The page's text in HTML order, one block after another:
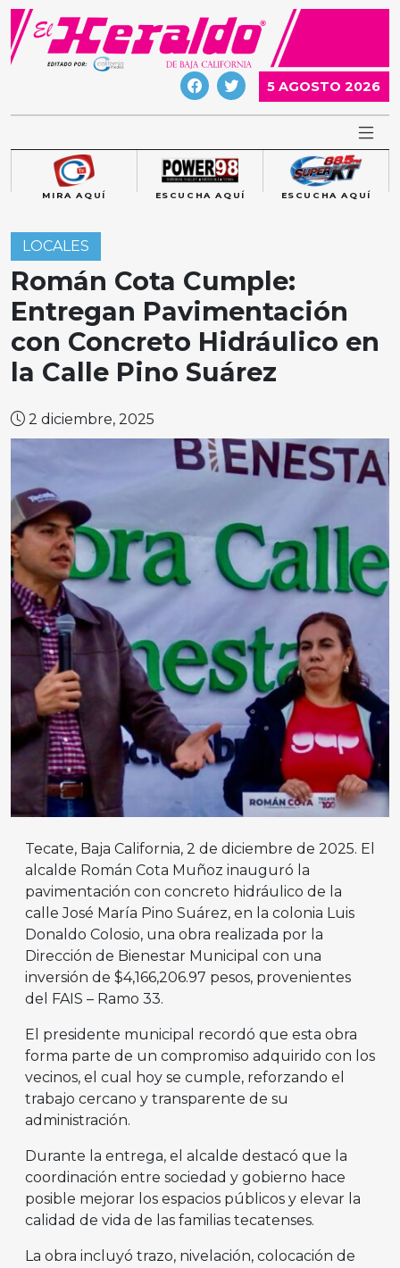
Skip
content
5 AGOSTO 2026
MIRA AQUÍ ESCUCHA AQUÍ ESCUCHA AQUÍ
LOCALES
Román Cota Cumple:
Entregan Pavimentación
con Concreto Hidráulico en
la Calle Pino Suárez
2 diciembre, 2025
Tecate, Baja California, 2 de diciembre de 2025. El
alcalde Román Cota Muñoz inauguró la
pavimentación con concreto hidráulico de la
calle José María Pino Suárez, en la colonia Luis
Donaldo Colosio, una obra realizada por la
Dirección de Bienestar Municipal con una
inversión de $4,166,206.97 pesos, provenientes
del FAIS – Ramo 33.
El presidente municipal recordó que esta obra
forma parte de un compromiso adquirido con los
vecinos, el cual hoy se cumple, reforzando el
trabajo cercano y transparente de su
administración.
Durante la entrega, el alcalde destacó que la
coordinación entre sociedad y gobierno hace
posible mejorar los espacios públicos y elevar la
calidad de vida de las familias tecatenses.
La obra incluyó trazo, nivelación, colocación de